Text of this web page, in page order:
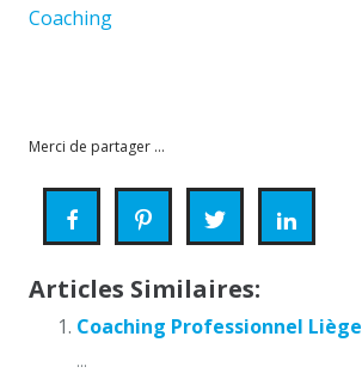
Coaching
Merci de partager ...
Articles Similaires:
Coaching Professionnel Liège
...